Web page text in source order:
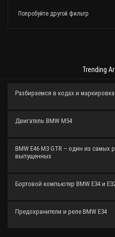
Попробуйте другой фильтр
Trending
Разбираемся в кодах и
Двигатель BMW M54
BMW E46 M3 GTR – один из самых
выпущенных
Бортовой компьютер BMW E34 и
Предохранители и реле BMW E34